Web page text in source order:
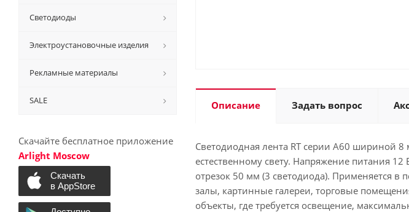
Описание Задать вопрос
Светодиодная лента RT серии A60 шириной
естественному свету. Напряжение питания
отрезок 50 мм (3 светодиода). Применяется
залы, картинные галереи, торговые
объекты, где требуется освещение,
Светодиоды
Электроустановочные изделия
Рекламные материалы
SALE
Скачайте бесплатное приложение
Arlight Moscow